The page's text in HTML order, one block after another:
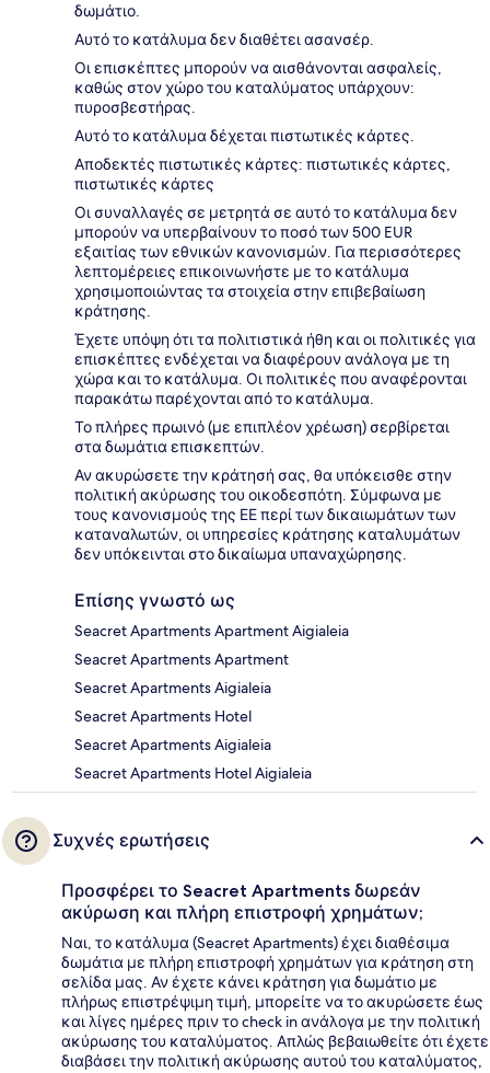
δωμάτιο.
Αυτό το κατάλυμα δεν διαθέτει ασανσέρ.
Οι επισκέπτες μπορούν να αισθάνονται ασφαλείς,
καθώς στον χώρο του καταλύματος υπάρχουν:
πυροσβεστήρας.
Αυτό το κατάλυμα δέχεται πιστωτικές κάρτες.
Αποδεκτές πιστωτικές κάρτες: πιστωτικές κάρτες,
πιστωτικές κάρτες
Οι συναλλαγές σε μετρητά σε αυτό το κατάλυμα δεν
μπορούν να υπερβαίνουν το ποσό των 500 EUR
εξαιτίας των εθνικών κανονισμών. Για περισσότερες
λεπτομέρειες επικοινωνήστε με το κατάλυμα
χρησιμοποιώντας τα στοιχεία στην επιβεβαίωση
κράτησης.
Έχετε υπόψη ότι τα πολιτιστικά ήθη και οι πολιτικές για
επισκέπτες ενδέχεται να διαφέρουν ανάλογα με τη
χώρα και το κατάλυμα. Οι πολιτικές που αναφέρονται
παρακάτω παρέχονται από το κατάλυμα.
Το πλήρες πρωινό (με επιπλέον χρέωση) σερβίρεται
στα δωμάτια επισκεπτών.
Αν ακυρώσετε την κράτησή σας, θα υπόκεισθε στην
πολιτική ακύρωσης του οικοδεσπότη. Σύμφωνα με
τους κανονισμούς της ΕΕ περί των δικαιωμάτων των
καταναλωτών, οι υπηρεσίες κράτησης καταλυμάτων
δεν υπόκεινται στο δικαίωμα υπαναχώρησης.
Επίσης γνωστό ως
Seacret Apartments Apartment Aigialeia
Seacret Apartments Apartment
Seacret Apartments Aigialeia
Seacret Apartments Hotel
Seacret Apartments Aigialeia
Seacret Apartments Hotel Aigialeia
Συχνές ερωτήσεις
Προσφέρει το Seacret Apartments δωρεάν
ακύρωση και πλήρη επιστροφή χρημάτων;
Ναι, το κατάλυμα (Seacret Apartments) έχει διαθέσιμα
δωμάτια με πλήρη επιστροφή χρημάτων για κράτηση στη
σελίδα μας. Αν έχετε κάνει κράτηση για δωμάτιο με
πλήρως επιστρέψιμη τιμή, μπορείτε να το ακυρώσετε έως
και λίγες ημέρες πριν το check in ανάλογα με την πολιτική
ακύρωσης του καταλύματος. Απλώς βεβαιωθείτε ότι έχετε
διαβάσει την πολιτική ακύρωσης αυτού του καταλύματος,